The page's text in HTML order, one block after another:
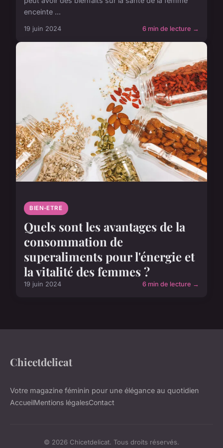
enceinte ...
19 juin 2024 6 min de lecture →
BIEN-ETRE
Quels sont les avantages de la
consommation de
superaliments pour l'énergie et
la vitalité des femmes ?
19 juin 2024 6 min de lecture →
Chicetdelicat
Votre magazine féminin pour une élégance au quotidien
AccueilMentions légalesContact
© 2026 Chicetdelicat. Tous droits réservés.